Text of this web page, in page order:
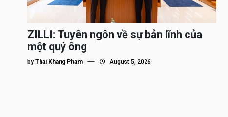
ZILLI: Tuyên ngôn về sự bản lĩnh của
một quý ông
by Thai Khang Pham August 5, 2026